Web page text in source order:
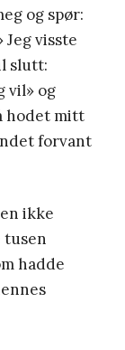
og spør:
visste
slutt:
vil» og
hodet mitt
forvant
ikke
tusen
hadde